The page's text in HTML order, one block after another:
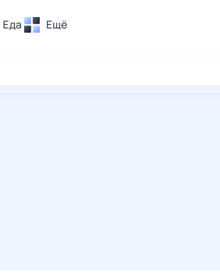
Еда Ещё